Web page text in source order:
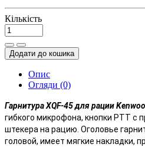
Кількість
Додати до кошика
Опис
Огляди (0)
ГарнитураXQF-45 для рации
гибкого микрофона, кнопки РТТ с
штекера на рацию. Оголовье
головой, имеет мягкие накладки,